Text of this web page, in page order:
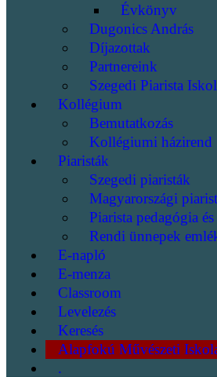
Évkönyv
Dugonics András
Díjazottak
Partnereink
Szegedi Piarista
Kollégium
Bemutatkozás
Kollégiumi házirend
Piaristák
Szegedi piaristák
Magyarországi
Piarista pedagógia
Rendi ünnepek
E-napló
E-menza
Classroom
Levelezés
Keresés
Alapfokú Művészeti
.